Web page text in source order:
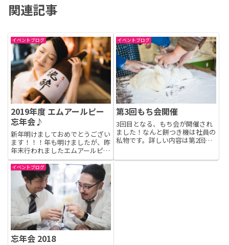
関連記事
イベントブログ
2019年度 エムアールピー
忘年会♪
新年明けましておめでとうござい
ます！！！年も明けましたが、昨
年末行われましたエムアールピー
忘年会の様子をご紹介いたしま
す。2019年12月21日
——————————————————
-今回も『アパホテル＆リゾート
〈東京ベイ幕張〉』内、セント
ラ...
イベントブログ
第3回もち会開催
3回目となる、もち会が開催され
ました！なんと餅つき機は社員の
私物です。詳しい内容は第2回も
イベントブログ
忘年会 2018